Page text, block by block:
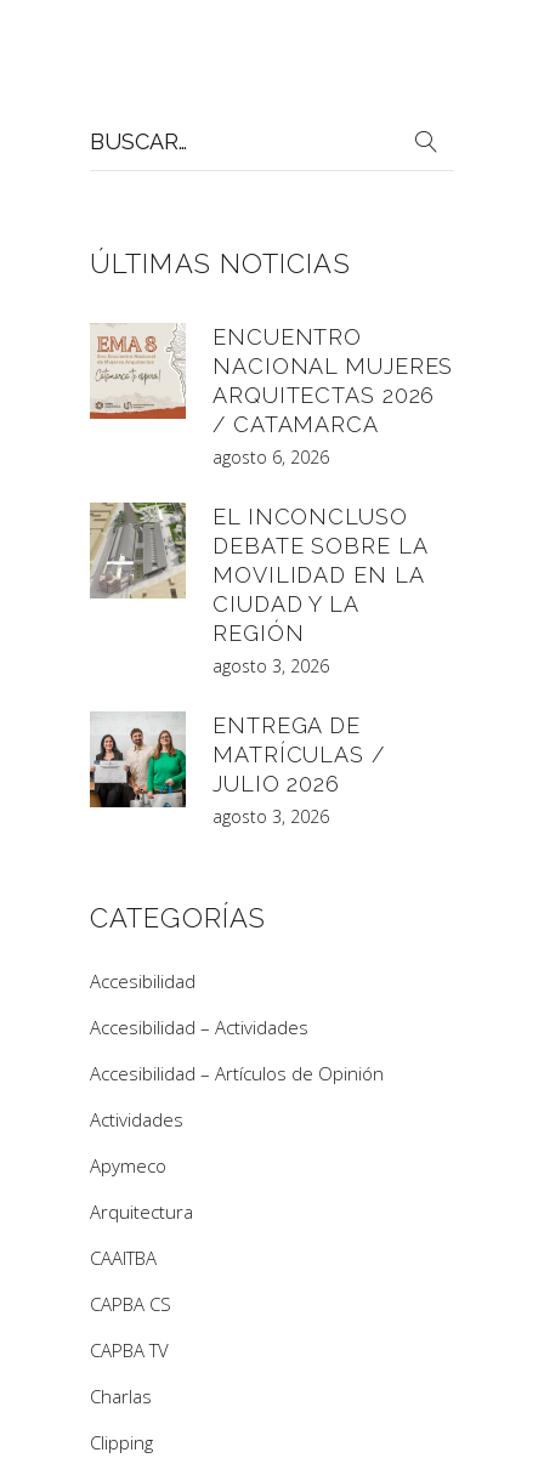
por:
ÚLTIMAS NOTICIAS
ENCUENTRO
NACIONAL MUJERES
ARQUITECTAS 2026
/ CATAMARCA
agosto 6, 2026
EL INCONCLUSO
DEBATE SOBRE LA
MOVILIDAD EN LA
CIUDAD Y LA
REGIÓN
agosto 3, 2026
ENTREGA DE
MATRÍCULAS /
JULIO 2026
agosto 3, 2026
CATEGORÍAS
Accesibilidad
Accesibilidad – Actividades
Accesibilidad – Artículos de Opinión
Actividades
Apymeco
Arquitectura
CAAITBA
CAPBA CS
CAPBA TV
Charlas
Clipping